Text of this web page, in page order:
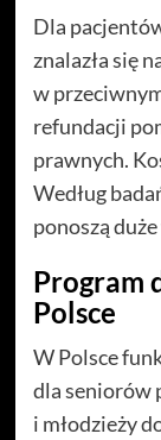
Dla
znalazła się
w
refundacji
prawnych.
Według
ponoszą
Program
Polsce
W Polsce
dla seniorów
i młodzieży